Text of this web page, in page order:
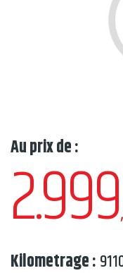
Au prix de :
2.999
Kilometrage :